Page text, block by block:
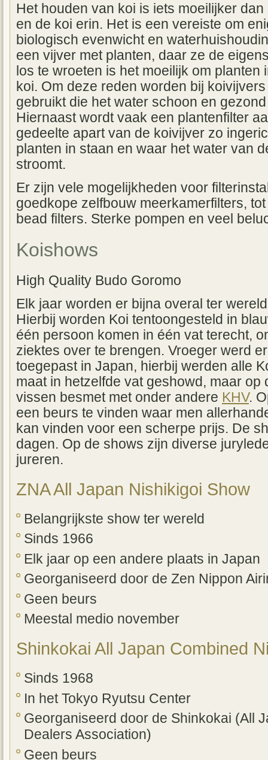
Het houden van koi is iets moeilijker
en de koi erin. Het is een vereiste om
biologisch evenwicht en
een vijver met planten, daar ze de
los te wroeten is het moeilijk om
koi. Om deze reden worden bij
gebruikt die het water schoon en
Hiernaast wordt vaak een plantenfilter
gedeelte apart van de koivijver zo
planten in staan en waar het water van
stroomt.
Er zijn vele mogelijkheden voor
goedkope zelfbouw meerkamerfilters,
bead filters. Sterke pompen en veel
Koishows
High Quality Budo Goromo
Elk jaar worden er bijna overal ter
Hierbij worden Koi tentoongesteld in
één persoon komen in één vat terecht,
ziektes over te brengen. Vroeger werd
toegepast in Japan, hierbij werden alle
maat in hetzelfde vat geshowd, maar
vissen besmet met onder andere KHV.
een beurs te vinden waar men
kan vinden voor een scherpe prijs. De
dagen. Op de shows zijn diverse
jureren.
ZNA All Japan Nishikigoi Show
Belangrijkste show ter wereld
Sinds 1966
Elk jaar op een andere plaats in Japan
Georganiseerd door de Zen Nippon
Geen beurs
Meestal medio november
Shinkokai All Japan Combined
Sinds 1968
In het Tokyo Ryutsu Center
Georganiseerd door de Shinkokai (All
Dealers Association)
Geen beurs